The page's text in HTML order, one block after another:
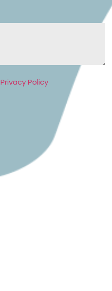
Privacy Policy